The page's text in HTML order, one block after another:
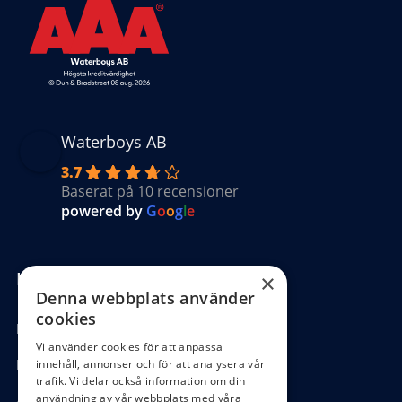
Waterboys AB
3.7
Baserat på 10 recensioner
powered by Google
Kundinformation
Köpvillkor
Hantering GDPR
×
Denna webbplats använder
cookies
Vi använder cookies för att anpassa
innehåll, annonser och för att analysera vår
trafik. Vi delar också information om din
användning av vår webbplats med våra